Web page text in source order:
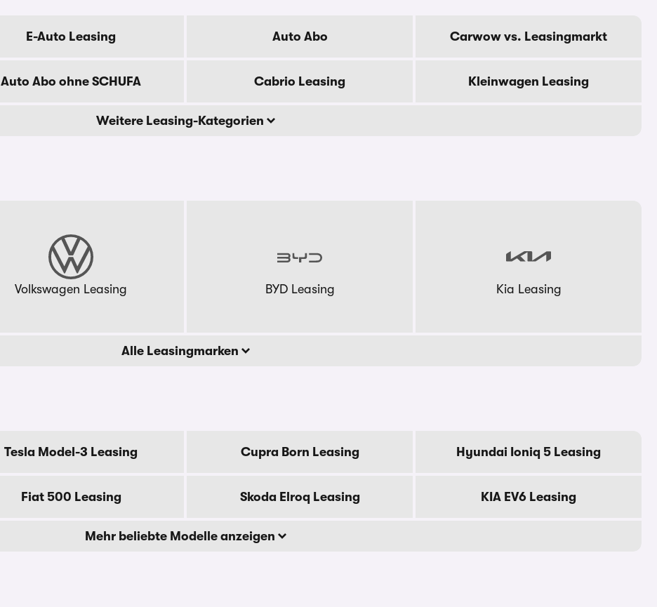
E-Auto Leasing Auto Abo Carwow vs. Leasingmarkt
Auto Abo ohne SCHUFA Cabrio Leasing Kleinwagen Leasing
Weitere Leasing-Kategorien
Volkswagen Leasing BYD Leasing Kia Leasing
Alle Leasingmarken
Tesla Model-3 Leasing Cupra Born Leasing Hyundai Ioniq 5 Leasing
Fiat 500 Leasing Skoda Elroq Leasing KIA EV6 Leasing
Mehr beliebte Modelle anzeigen